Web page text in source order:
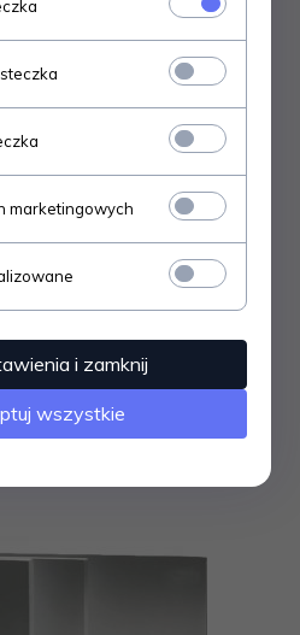
op. 15 kg
marketingowych
i zamknij
wszystkie